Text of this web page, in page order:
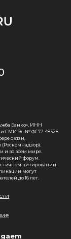
Банко», ИНН
СМИ Эл № ФС77-48328
связи,
и во всем мире.
форум.
цитировании
могут
до 16 лет.